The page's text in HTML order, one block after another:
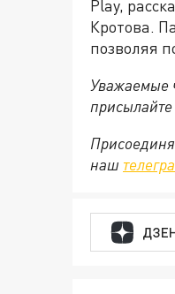
Play,
Кротова.
позволяя
Уважаемые
наш